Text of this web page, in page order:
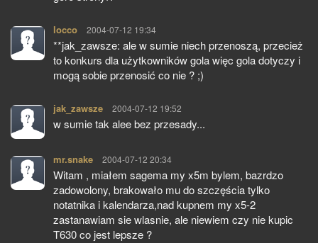
locco pisze:
2004-07-12 19:34
**jak_zawsze: ale w sumie niech przenoszą, przecież
to konkurs dla użytkowników gola więc gola dotyczy i
mogą sobie przenosić co nie ? ;)
jak_zawsze pisze:
2004-07-12 19:52
w sumie tak alee bez przesady...
mr.snake pisze:
2004-07-12 20:34
Witam , miałem sagema my x5m bylem, bazrdzo
zadowolony, brakowało mu do szczęścia tylko
notatnika i kalendarza,nad kupnem my x5-2
zastanawiam sie wlasnie, ale niewiem czy nie kupic
T630 co jest lepsze ?